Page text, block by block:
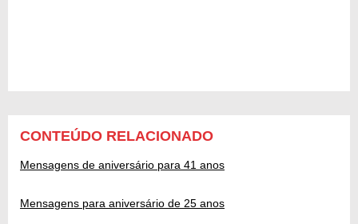
CONTEÚDO RELACIONADO
Mensagens de aniversário para 41 anos
Mensagens para aniversário de 25 anos